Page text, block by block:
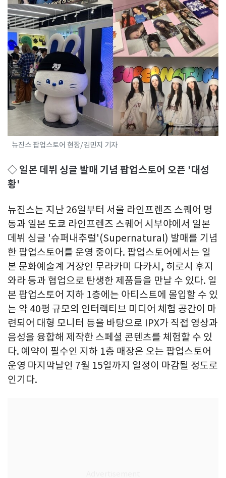
뉴진스 팝업스토어 현장/김민지 기자
◇ 일본 데뷔 싱글 발매 기념 팝업스토어 오픈 '대성
황'
뉴진스는 지난 26일부터 서울 라인프렌즈 스퀘어 명
동과 일본 도쿄 라인프렌즈 스퀘어 시부야에서 일본
데뷔 싱글 '슈퍼내추럴'(Supernatural) 발매를 기념
한 팝업스토어를 운영 중이다. 팝업스토어에서는 일
본 문화예술계 거장인 무라카미 다카시, 히로시 후지
와라 등과 협업으로 탄생한 제품들을 만날 수 있다. 일
본 팝업스토어 지하 1층에는 아티스트에 몰입할 수 있
는 약 40평 규모의 인터랙티브 미디어 체험 공간이 마
련되어 대형 모니터 등을 바탕으로 IPX가 직접 영상과
음성을 융합해 제작한 스페셜 콘텐츠를 체험할 수 있
다. 예약이 필수인 지하 1층 매장은 오는 팝업스토어
운영 마지막날인 7월 15일까지 일정이 마감될 정도로
인기다.